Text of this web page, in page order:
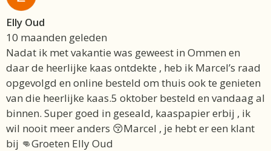
Elly Oud
10 maanden geleden
Nadat ik met vakantie was geweest in Ommen en
daar de heerlijke kaas ontdekte , heb ik Marcel’s raad
opgevolgd en online besteld om thuis ook te genieten
van die heerlijke kaas.5 oktober besteld en vandaag al
binnen. Super goed in geseald, kaaspapier erbij , ik
wil nooit meer anders 😚Marcel , je hebt er een klant
bij 👊Groeten Elly Oud